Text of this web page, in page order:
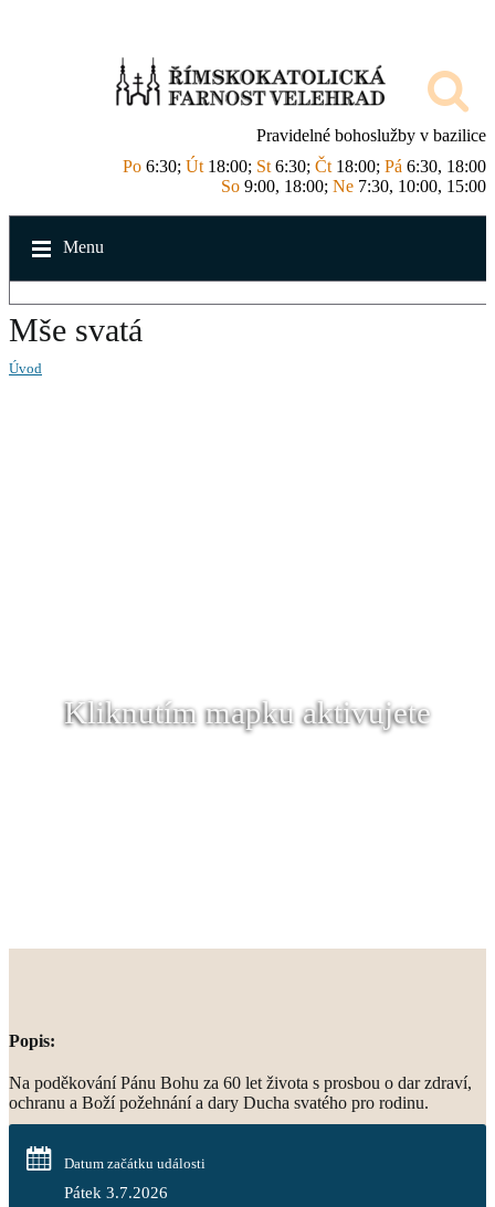
Pravidelné bohoslužby v bazilice
Po 6:30; Út 18:00; St 6:30; Čt 18:00; Pá 6:30, 18:00
So 9:00, 18:00; Ne 7:30, 10:00, 15:00
Menu
Mše svatá
Úvod
Kliknutím mapku aktivujete
Popis:
Na poděkování Pánu Bohu za 60 let života s prosbou o dar zdraví,
ochranu a Boží požehnání a dary Ducha svatého pro rodinu.
Datum začátku události
Pátek 3.7.2026